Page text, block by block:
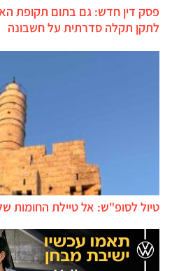
פסק דין חדש: גם בתום תקופת
לתקן תקלה סדרתית על חשבונה
טיול לסופ"ש: אל טיילת החומות